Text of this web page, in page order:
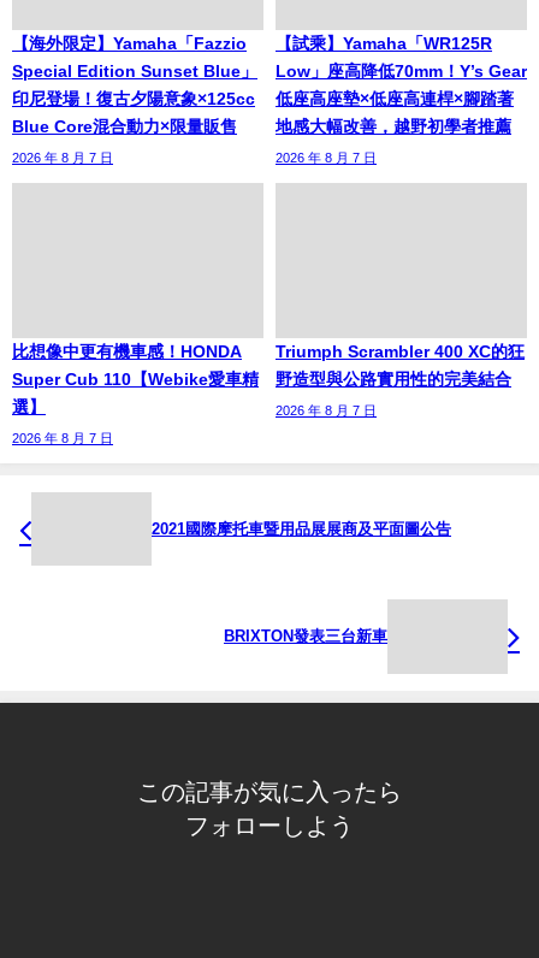
【海外限定】Yamaha「Fazzio
Special Edition Sunset Blue」
印尼登場！復古夕陽意象×125cc
Blue Core混合動力×限量販售
2026 年 8 月 7 日
【試乘】Yamaha「WR125R
Low」座高降低70mm！Y’s Gear
低座高座墊×低座高連桿×腳踏著
地感大幅改善，越野初學者推薦
2026 年 8 月 7 日
比想像中更有機車感！HONDA
Super Cub 110【Webike愛車精
選】
2026 年 8 月 7 日
Triumph Scrambler 400 XC的狂
野造型與公路實用性的完美結合
2026 年 8 月 7 日
2021國際摩托車暨用品展展商及平面圖公告
BRIXTON發表三台新車
この記事が気に入ったら
フォローしよう